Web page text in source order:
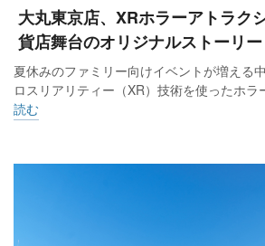
大丸東京店、XRホラーアトラ
貨店舞台のオリジナルストーリー
夏休みのファミリー向けイベントが増える
ロスリアリティー（XR）技術を使ったホラ
読む